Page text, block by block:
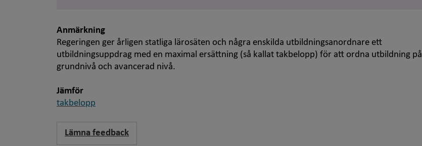
Anmärkning
Regeringen ger årligen statliga lärosäten och några enskilda utbildningsanordnare ett
utbildningsuppdrag med en maximal ersättning (så kallat takbelopp) för att ordna utbildning på
grundnivå och avancerad nivå.
Jämför
takbelopp
Lämna feedback